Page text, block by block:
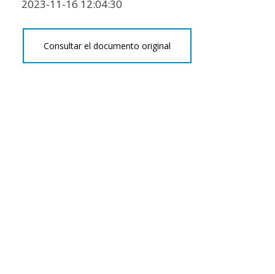
2023-11-16 12:04:30
Consultar el documento original